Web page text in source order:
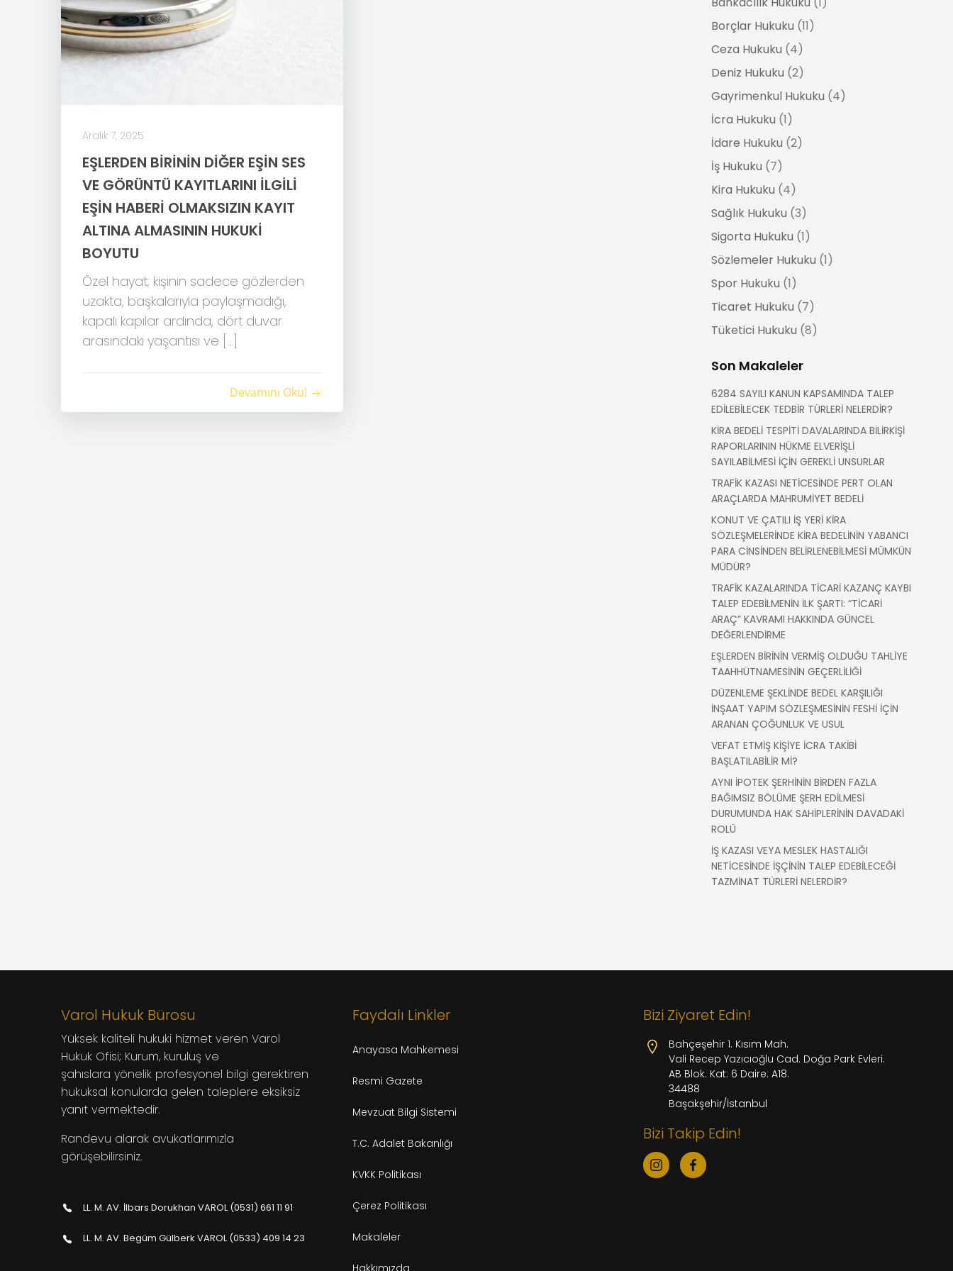
Aralık 7, 2025
EŞLERDEN BİRİNİN DİĞER EŞİN SES
VE GÖRÜNTÜ KAYITLARINI İLGİLİ
EŞİN HABERİ OLMAKSIZIN KAYIT
ALTINA ALMASININ HUKUKİ
BOYUTU
Özel hayat; kişinin sadece gözlerden
uzakta, başkalarıyla paylaşmadığı,
kapalı kapılar ardında, dört duvar
arasındaki yaşantısı ve […]
Devamını Oku!
Borçlar Hukuku (11)
Ceza Hukuku (4)
Deniz Hukuku (2)
Gayrimenkul Hukuku (4)
İcra Hukuku (1)
İdare Hukuku (2)
İş Hukuku (7)
Kira Hukuku (4)
Sağlık Hukuku (3)
Sigorta Hukuku (1)
Sözlemeler Hukuku (1)
Spor Hukuku (1)
Ticaret Hukuku (7)
Tüketici Hukuku (8)
Son Makaleler
6284 SAYILI KANUN KAPSAMINDA TALEP
EDİLEBİLECEK TEDBİR TÜRLERİ NELERDİR?
KİRA BEDELİ TESPİTİ DAVALARINDA BİLİRKİŞİ
RAPORLARININ HÜKME ELVERİŞLİ
SAYILABİLMESİ İÇİN GEREKLİ UNSURLAR
TRAFİK KAZASI NETİCESİNDE PERT OLAN
ARAÇLARDA MAHRUMİYET BEDELİ
KONUT VE ÇATILI İŞ YERİ KİRA
SÖZLEŞMELERİNDE KİRA BEDELİNİN YABANCI
PARA CİNSİNDEN BELİRLENEBİLMESİ MÜMKÜN
MÜDÜR?
TRAFİK KAZALARINDA TİCARİ KAZANÇ KAYBI
TALEP EDEBİLMENİN İLK ŞARTI: “TİCARİ
ARAÇ” KAVRAMI HAKKINDA GÜNCEL
DEĞERLENDİRME
EŞLERDEN BİRİNİN VERMİŞ OLDUĞU TAHLİYE
TAAHHÜTNAMESİNİN GEÇERLİLİĞİ
DÜZENLEME ŞEKLİNDE BEDEL KARŞILIĞI
İNŞAAT YAPIM SÖZLEŞMESİNİN FESHİ İÇİN
ARANAN ÇOĞUNLUK VE USUL
VEFAT ETMİŞ KİŞİYE İCRA TAKİBİ
BAŞLATILABİLİR Mİ?
AYNI İPOTEK ŞERHİNİN BİRDEN FAZLA
BAĞIMSIZ BÖLÜME ŞERH EDİLMESİ
DURUMUNDA HAK SAHİPLERİNİN DAVADAKİ
ROLÜ
İŞ KAZASI VEYA MESLEK HASTALIĞI
NETİCESİNDE İŞÇİNİN TALEP EDEBİLECEĞİ
TAZMİNAT TÜRLERİ NELERDİR?
Varol Hukuk Bürosu
Yüksek kaliteli hukuki hizmet veren Varol
Hukuk Ofisi; Kurum, kuruluş ve
şahıslara yönelik profesyonel bilgi gerektiren
hukuksal konularda gelen taleplere eksiksiz
yanıt vermektedir.
Randevu alarak avukatlarımızla
görüşebilirsiniz.
LL. M. AV. İlbars Dorukhan VAROL (0531) 661 11 91
LL. M. AV. Begüm Gülberk VAROL (0533) 409 14 23
Faydalı Linkler
Anayasa Mahkemesi
Resmi Gazete
Mevzuat Bilgi Sistemi
T.C. Adalet Bakanlığı
KVKK Politikası
Çerez Politikası
Makaleler
Hakkımızda
Bizi Ziyaret Edin!
Bahçeşehir 1. Kısım Mah.
Vali Recep Yazıcıoğlu Cad. Doğa Park Evleri.
AB Blok. Kat: 6 Daire: A18.
34488
Başakşehir/İstanbul
Bizi Takip Edin!